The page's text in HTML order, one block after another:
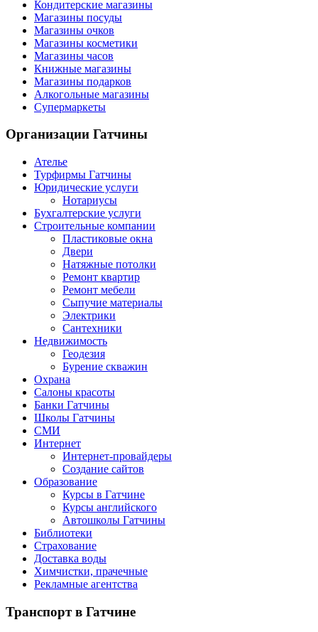
Кондитерские магазины
Магазины посуды
Магазины очков
Магазины косметики
Магазины часов
Книжные магазины
Магазины подарков
Алкогольные магазины
Супермаркеты
Организации Гатчины
Ателье
Турфирмы Гатчины
Юридические услуги
Нотариусы
Бухгалтерские услуги
Строительные компании
Пластиковые окна
Двери
Натяжные потолки
Ремонт квартир
Ремонт мебели
Сыпучие материалы
Электрики
Сантехники
Недвижимость
Геодезия
Бурение скважин
Охрана
Салоны красоты
Банки Гатчины
Школы Гатчины
СМИ
Интернет
Интернет-провайдеры
Создание сайтов
Образование
Курсы в Гатчине
Курсы английского
Автошколы Гатчины
Библиотеки
Страхование
Доставка воды
Химчистки, прачечные
Рекламные агентства
Транспортв Гатчине